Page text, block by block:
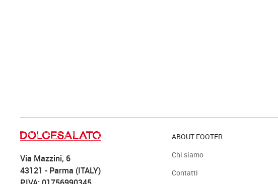
Via Mazzini, 6
43121 - Parma (ITALY)
ABOUT FOOTER
Chi siamo
Contatti